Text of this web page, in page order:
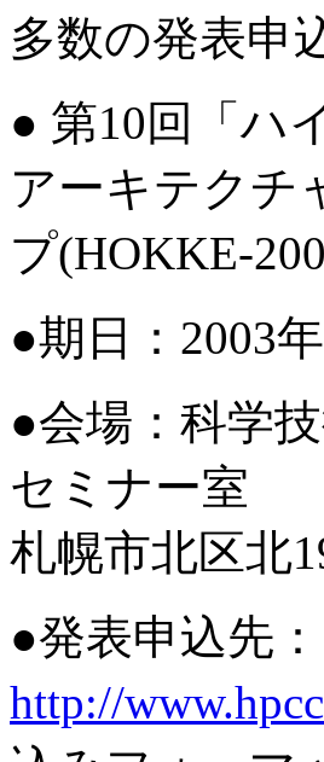
多数の発表申
● 第10回「ハ
アーキテクチ
プ(HOKKE-
●期日：2003
●会場：科学
セミナー室
札幌市北区北
●発表申込先：
http://